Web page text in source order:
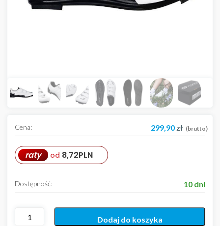
Cena: 299,90 zł (brutto)
raty od 8,72PLN
Dostępność: 10 dni
Dodaj do koszyka